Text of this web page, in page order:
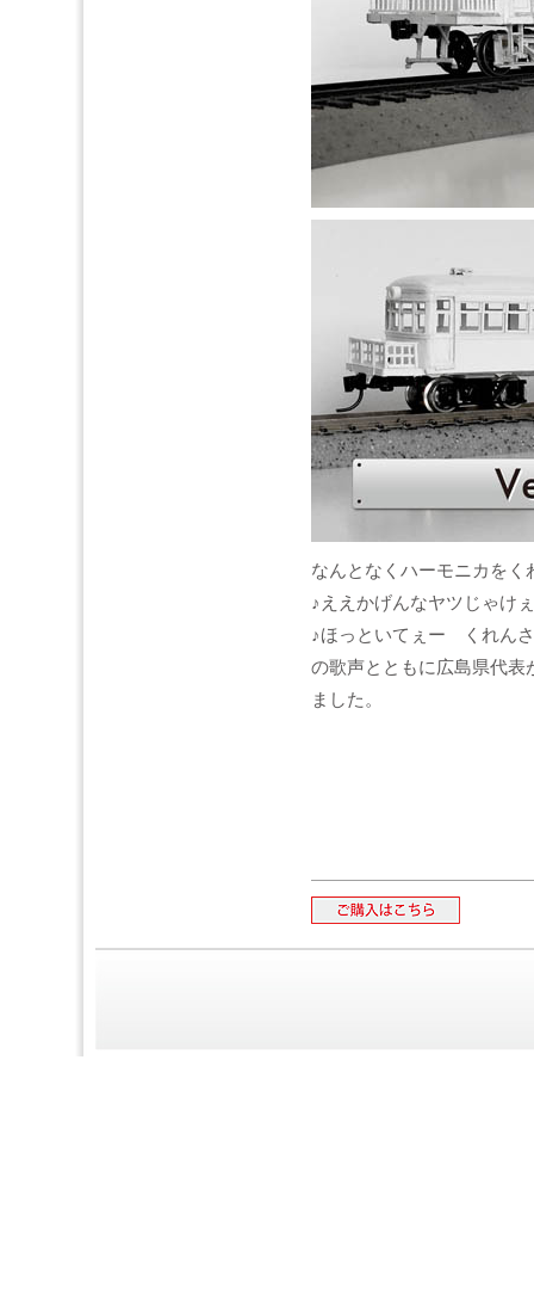
なんとなくハーモニカを
♪ええかげんなヤツじゃけ
♪ほっといてぇー くれん
の歌声とともに広島県代表
ました。